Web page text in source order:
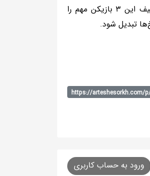
به نظر می‌رسد مدیران پرسپولیس در کنار دغدغه‌های فنی و نتایج اخیر، باید هرچه سریع‌تر تکلیف این ۳ بازیکن مهم را
تبدیل شود.
ورود به حساب کاربری